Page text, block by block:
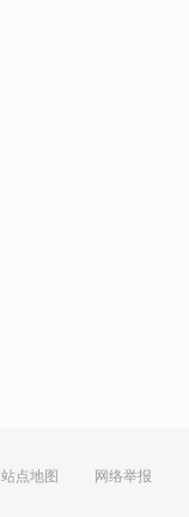
站点地图 网络举报